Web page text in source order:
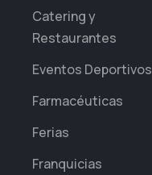
Catering y
Restaurantes
Eventos Deportivos
Farmacéuticas
Ferias
Franquicias